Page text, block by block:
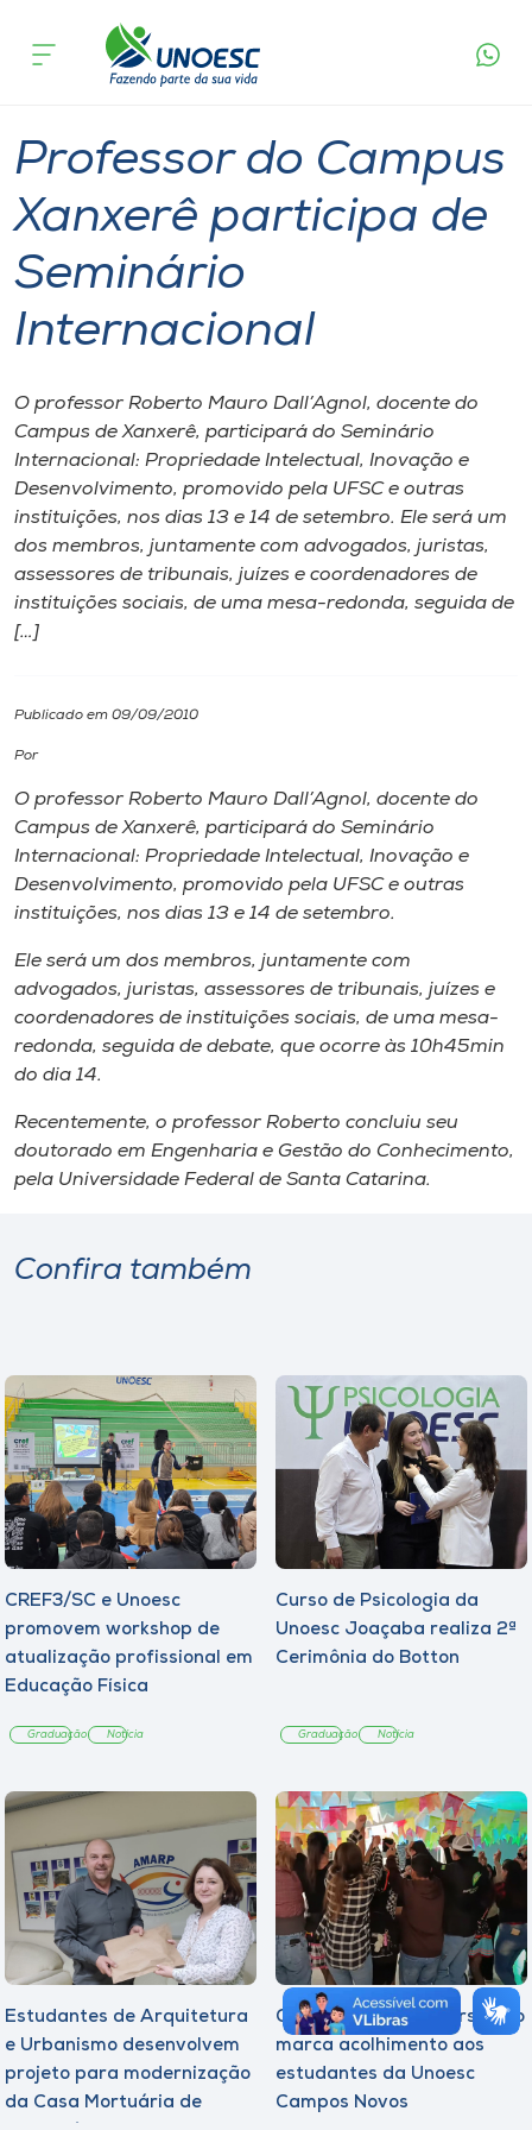
Cursos
Pesquisa
Atendimento ao Estudante
Portal de Ensino
A
Unoesc
Internacionalização
I.nova
Cultura
CPA
Biblioteca
Rádio
Museu
Unoesc
Store
A+
A-
acontece
Professor do Campus
Xanxerê participa de
Seminário
Internacional
O professor Roberto Mauro Dall’Agnol, docente do
Campus de Xanxerê, participará do Seminário
Internacional: Propriedade Intelectual, Inovação e
Desenvolvimento, promovido pela UFSC e outras
instituições, nos dias 13 e 14 de setembro. Ele será um
dos membros, juntamente com advogados, juristas,
assessores de tribunais, juízes e coordenadores de
instituições sociais, de uma mesa-redonda, seguida de
[…]
Publicado em 09/09/2010
Por
O professor Roberto Mauro Dall’Agnol, docente do
Campus de Xanxerê, participará do Seminário
Internacional: Propriedade Intelectual, Inovação e
Desenvolvimento, promovido pela UFSC e outras
instituições, nos dias 13 e 14 de setembro.
Ele será um dos membros, juntamente com
advogados, juristas, assessores de tribunais, juízes e
coordenadores de instituições sociais, de uma mesa-
redonda, seguida de debate, que ocorre às 10h45min
do dia 14.
Recentemente, o professor Roberto concluiu seu
doutorado em Engenharia e Gestão do Conhecimento,
pela Universidade Federal de Santa Catarina.
Confira também
CREF3/SC e Unoesc
promovem workshop de
atualização profissional em
Educação Física
Graduação Notícia
Curso de Psicologia da
Unoesc Joaçaba realiza 2ª
Cerimônia do Botton
Graduação Notícia
Estudantes de Arquitetura
e Urbanismo desenvolvem
projeto para modernização
da Casa Mortuária de
Quarto Arraiá Universitário
marca acolhimento aos
estudantes da Unoesc
Campos Novos